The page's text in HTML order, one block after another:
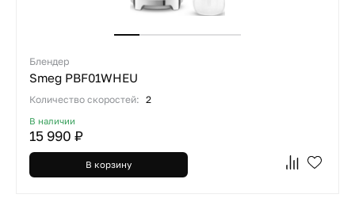
Блендер
Smeg PBF01WHEU
Количество скоростей: 2
В наличии
15 990 ₽
В корзину